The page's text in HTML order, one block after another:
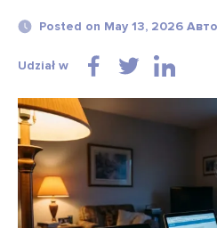
Posted on May 13, 2026
Udział w